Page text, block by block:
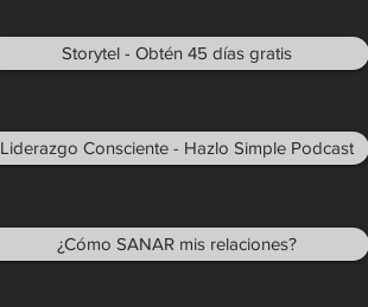
Storytel - Obtén 45 días gratis
Liderazgo Consciente - Hazlo Simple Podcast
¿Cómo SANAR mis relaciones?